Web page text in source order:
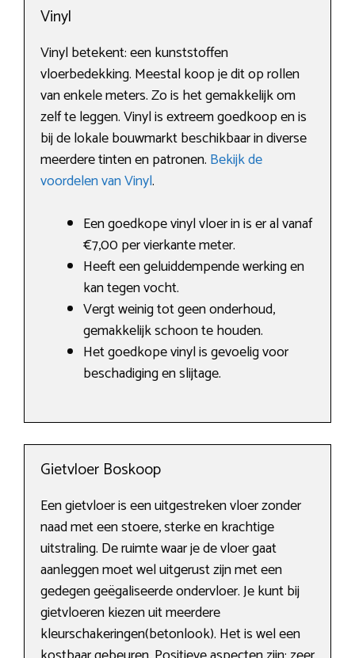
Vinyl
Vinyl betekent: een kunststoffen
vloerbedekking. Meestal koop je dit op rollen
van enkele meters. Zo is het gemakkelijk om
zelf te leggen. Vinyl is extreem goedkoop en is
bij de lokale bouwmarkt beschikbaar in diverse
meerdere tinten en patronen. Bekijk de
voordelen van Vinyl.
Een goedkope vinyl vloer in is er al vanaf
€7,00 per vierkante meter.
Heeft een geluiddempende werking en
kan tegen vocht.
Vergt weinig tot geen onderhoud,
gemakkelijk schoon te houden.
Het goedkope vinyl is gevoelig voor
beschadiging en slijtage.
Gietvloer Boskoop
Een gietvloer is een uitgestreken vloer zonder
naad met een stoere, sterke en krachtige
uitstraling. De ruimte waar je de vloer gaat
aanleggen moet wel uitgerust zijn met een
gedegen geëgaliseerde ondervloer. Je kunt bij
gietvloeren kiezen uit meerdere
kleurschakeringen(betonlook). Het is wel een